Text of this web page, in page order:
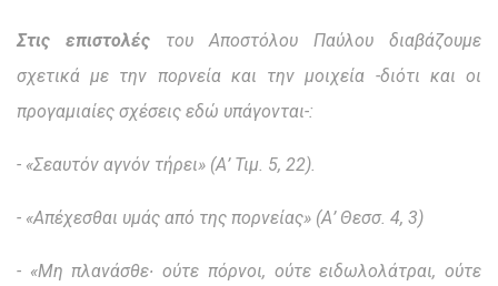
Στις επιστολές του Αποστόλου Παύλου διαβάζουμε
σχετικά με την πορνεία και την μοιχεία -διότι και οι
προγαμιαίες σχέσεις εδώ υπάγονται-:
- «Σεαυτόν αγνόν τήρει» (Α’ Τιμ. 5, 22).
- «Απέχεσθαι υμάς από της πορνείας» (Α’ Θεσσ. 4, 3)
- «Μη πλανάσθε∙ ούτε πόρνοι, ούτε ειδωλολάτραι, ούτε